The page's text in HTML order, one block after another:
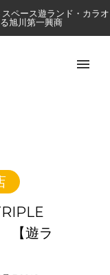
ペース遊ランド・カラオ
旭川第一興商
【遊ラ